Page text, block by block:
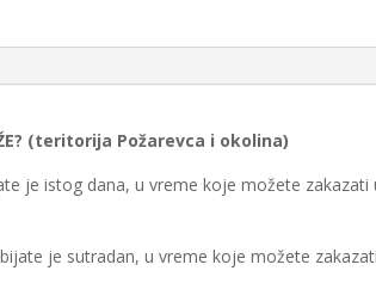
(teritorija Požarevca i okolina)
je istog dana, u vreme koje možete
je sutradan, u vreme koje možete